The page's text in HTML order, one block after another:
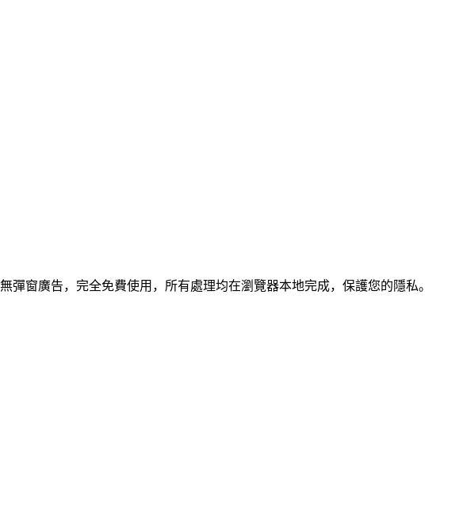
窗廣告，完全免費使用，所有處理均在瀏覽器本地完成，保護您的隱私。